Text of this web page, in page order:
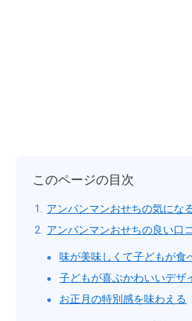
このページの目次
アンパンマンおせちの気にな
アンパンマンおせちの良い口
味が美味しくて子どもが食
子どもが喜ぶかわいいデザ
お正月の特別感を味わえる